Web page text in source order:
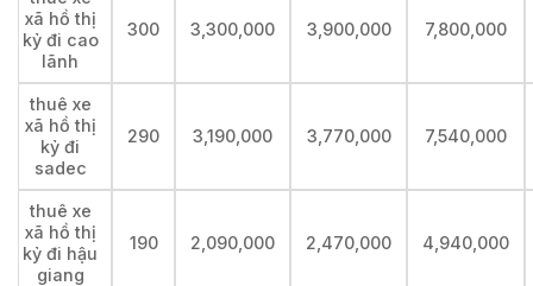
xã hồ thị
kỷ đi cao
lãnh
300 3,300,000 3,900,000 7,800,000
thuê xe
xã hồ thị
kỷ đi
sadec
290 3,190,000 3,770,000 7,540,000
thuê xe
xã hồ thị
kỷ đi hậu
giang
190 2,090,000 2,470,000 4,940,000